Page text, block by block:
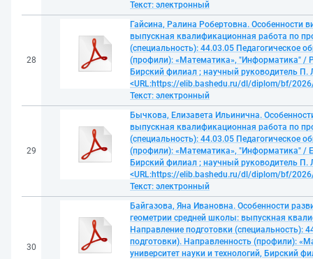
Текст: электронный
28
Гайсина, Ралина Робертовна. Особенности
выпускная квалификационная работа по
(специальность): 44.03.05 Педагогическое
(профили): «Математика», "Информатика" /
Бирский филиал ; научный руководитель П.
<URL:https://elib.bashedu.ru/dl/diplom/bf/2026/
Текст: электронный
29
Бычкова, Елизавета Ильинична.
выпускная квалификационная работа по
(специальность): 44.03.05 Педагогическое
(профили): «Математика», "Информатика" /
Бирский филиал ; научный руководитель П.
<URL:https://elib.bashedu.ru/dl/diplom/bf/
Текст: электронный
30
Байгазова, Яна Ивановна. Особенности
геометрии средней школы: выпускная
Направление подготовки (специальность):
подготовки). Направленность (профили):
университет науки и технологий, Бирский